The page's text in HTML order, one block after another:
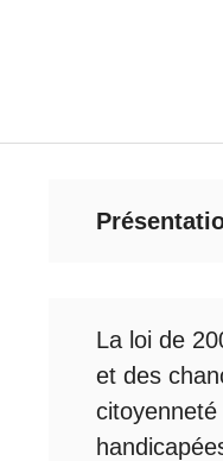
La loi de
et des